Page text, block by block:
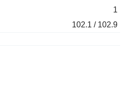
1
102.1 / 102.9